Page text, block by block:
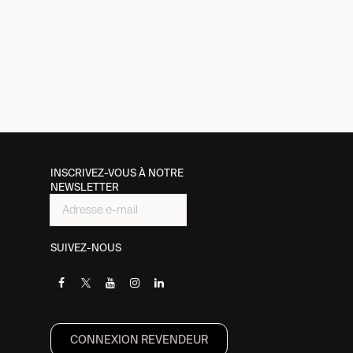
INSCRIVEZ-VOUS À NOTRE
NEWSLETTER
SUIVEZ-NOUS
CONNEXION REVENDEUR